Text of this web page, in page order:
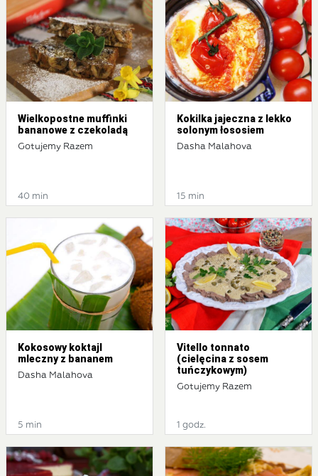
Wielkopostne muffinki
bananowe z czekoladą
Gotujemy Razem
40 min
Kokilka jajeczna z lekko
solonym łososiem
Dasha Malahova
15 min
Kokosowy koktajl
mleczny z bananem
Dasha Malahova
5 min
Vitello tonnato
(cielęcina z sosem
tuńczykowym)
Gotujemy Razem
1 godz.